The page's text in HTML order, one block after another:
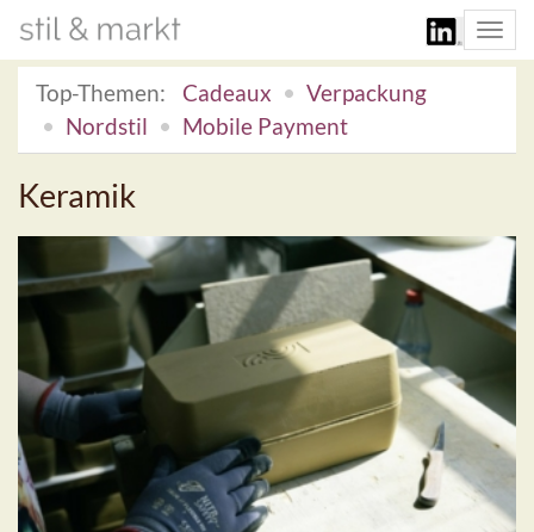
Top-Themen:
Cadeaux
Verpackung
Nordstil
Mobile Payment
Keramik